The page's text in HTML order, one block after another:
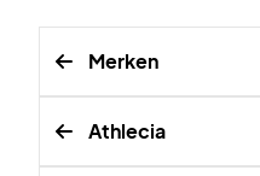
Merken
Athlecia